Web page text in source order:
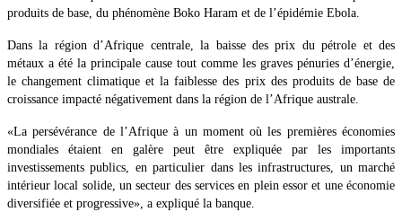
produits de base, du phénomène Boko Haram et de l’épidémie Ebola.
Dans la région d’Afrique centrale, la baisse des prix du pétrole et des
métaux a été la principale cause tout comme les graves pénuries d’énergie,
le changement climatique et la faiblesse des prix des produits de base de
croissance impacté négativement dans la région de l’Afrique australe.
«La persévérance de l’Afrique à un moment où les premières économies
mondiales étaient en galère peut être expliquée par les importants
investissements publics, en particulier dans les infrastructures, un marché
intérieur local solide, un secteur des services en plein essor et une économie
diversifiée et progressive», a expliqué la banque.